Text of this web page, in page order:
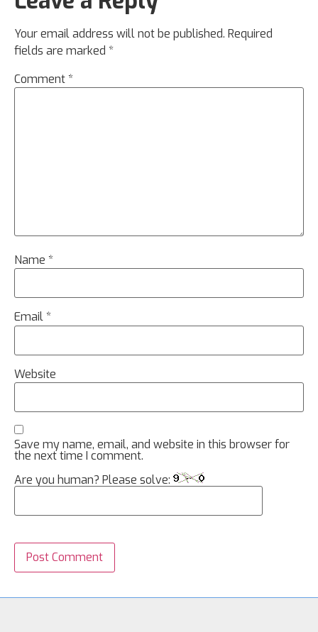
Your email address will not be published. Required
fields are marked *
Comment*
Name *
Email*
Website
Save my name, email, and website in this browser for
the next time I comment.
Are you human? Please solve: